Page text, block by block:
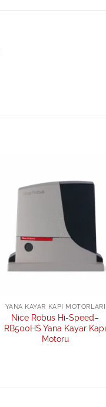
Add to
wishlist
YANA KAYAR KAPI MOTORLARI
Nice Robus Hi-Speed–
RB500HS Yana Kayar Kapı
Motoru